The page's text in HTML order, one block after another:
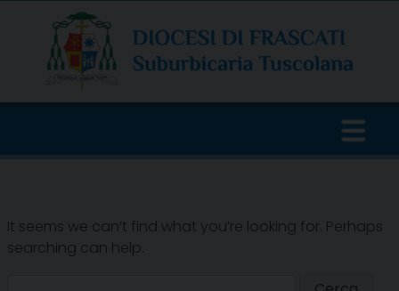
content
It seems we can’t find what you’re looking for. Perhaps
searching can help.